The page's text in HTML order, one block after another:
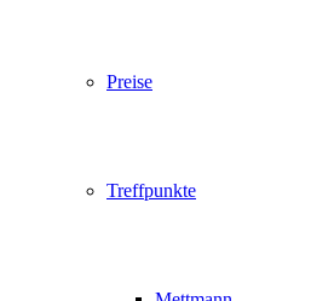
Preise
Treffpunkte